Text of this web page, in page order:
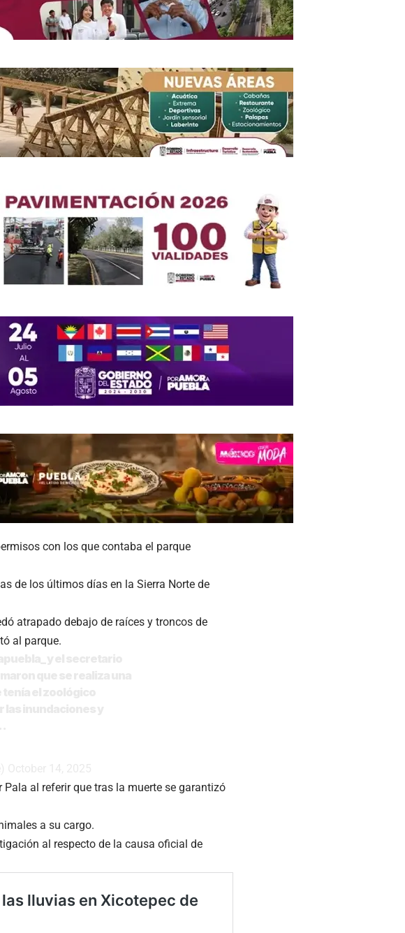
con los que contaba el parque
de los últimos días en la Sierra Norte de
atrapado debajo de raíces y troncos de
al parque.
al referir que tras la muerte se garantizó
a su cargo.
al respecto de la causa oficial de